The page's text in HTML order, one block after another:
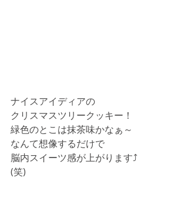
ナイスアイディアの
クリスマスツリークッキー！
緑色のとこは抹茶味かなぁ～
なんて想像するだけで
脳内スイーツ感が上がります⤴
(笑)